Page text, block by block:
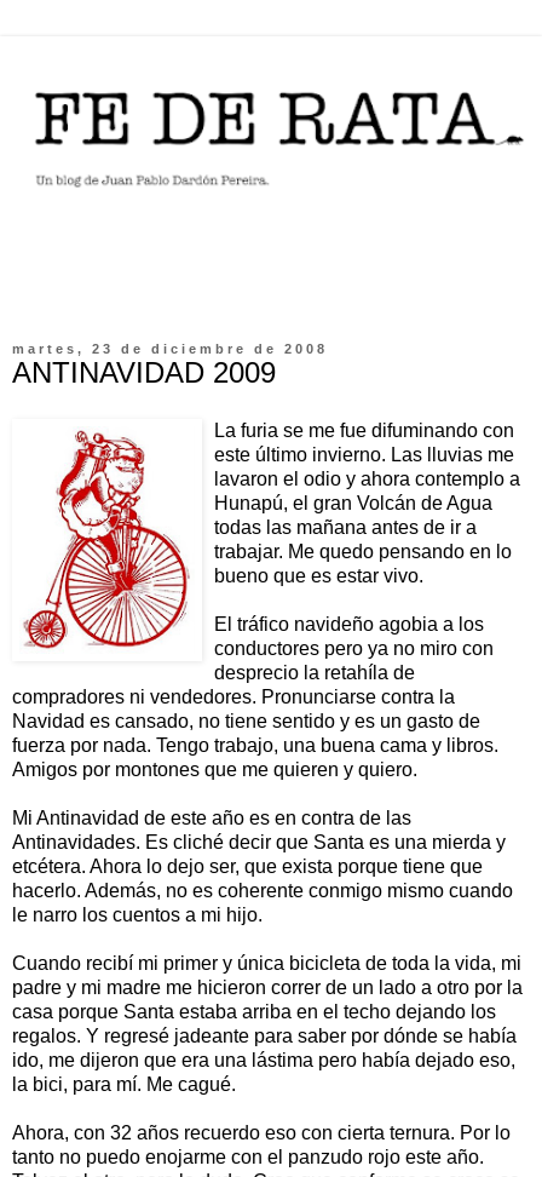
martes, 23 de diciembre de 2008
ANTINAVIDAD 2009
La furia se me fue difuminando con
este último invierno. Las lluvias me
lavaron el odio y ahora contemplo a
Hunapú, el gran Volcán de Agua
todas las mañana antes de ir a
trabajar. Me quedo pensando en lo
bueno que es estar vivo.
El tráfico navideño agobia a los
conductores pero ya no miro con
desprecio la retahíla de
compradores ni vendedores. Pronunciarse contra la
Navidad es cansado, no tiene sentido y es un gasto de
fuerza por nada. Tengo trabajo, una buena cama y libros.
Amigos por montones que me quieren y quiero.
Mi Antinavidad de este año es en contra de las
Antinavidades. Es cliché decir que Santa es una mierda y
etcétera. Ahora lo dejo ser, que exista porque tiene que
hacerlo. Además, no es coherente conmigo mismo cuando
le narro los cuentos a mi hijo.
Cuando recibí mi primer y única bicicleta de toda la vida, mi
padre y mi madre me hicieron correr de un lado a otro por la
casa porque Santa estaba arriba en el techo dejando los
regalos. Y regresé jadeante para saber por dónde se había
ido, me dijeron que era una lástima pero había dejado eso,
la bici, para mí. Me cagué.
Ahora, con 32 años recuerdo eso con cierta ternura. Por lo
tanto no puedo enojarme con el panzudo rojo este año.